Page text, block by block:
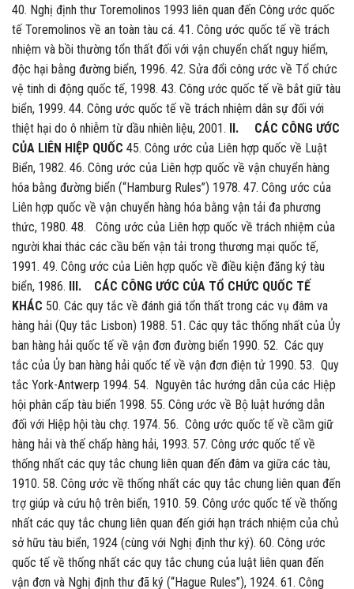
40. Nghị định thư Toremolinos 1993 liên quan đến Công ước quốc
tế Toremolinos về an toàn tàu cá. 41. Công ước quốc tế về trách
nhiệm và bồi thường tổn thất đối với vận chuyển chất nguy hiểm,
độc hại bằng đường biển, 1996. 42. Sửa đổi công ước về Tổ chức
vệ tinh di động quốc tế, 1998. 43. Công ước quốc tế về bắt giữ tàu
biển, 1999. 44. Công ước quốc tế về trách nhiệm dân sự đối với
thiệt hại do ô nhiễm từ dầu nhiên liệu, 2001. II. CÁC CÔNG ƯỚC
CỦA LIÊN HIỆP QUỐC 45. Công ước của Liên hợp quốc về Luật
Biển, 1982. 46. Công ước của Liên hợp quốc về vận chuyển hàng
hóa bằng đường biển (“Hamburg Rules”) 1978. 47. Công ước của
Liên hợp quốc về vận chuyển hàng hóa bằng vận tải đa phương
thức, 1980. 48. Công ước của Liên hợp quốc về trách nhiệm của
người khai thác các cầu bến vận tải trong thương mại quốc tế,
1991. 49. Công ước của Liên hợp quốc về điều kiện đăng ký tàu
biển, 1986. III. CÁC CÔNG ƯỚC CỦA TỔ CHỨC QUỐC TẾ
KHÁC 50. Các quy tắc về đánh giá tổn thất trong các vụ đâm va
hàng hải (Quy tắc Lisbon) 1988. 51. Các quy tắc thống nhất của Ủy
ban hàng hải quốc tế về vận đơn đường biển 1990. 52. Các quy
tắc của Ủy ban hàng hải quốc tế về vận đơn điện tử 1990. 53. Quy
tắc York-Antwerp 1994. 54. Nguyên tắc hướng dẫn của các Hiệp
hội phân cấp tàu biển 1998. 55. Công ước về Bộ luật hướng dẫn
đối với Hiệp hội tàu chợ. 1974. 56. Công ước quốc tế về cầm giữ
hàng hải và thế chấp hàng hải, 1993. 57. Công ước quốc tế về
thống nhất các quy tắc chung liên quan đến đâm va giữa các tàu,
1910. 58. Công ước về thống nhất các quy tắc chung liên quan đến
trợ giúp và cứu hộ trên biển, 1910. 59. Công ước quốc tế về thống
nhất các quy tắc chung liên quan đến giới hạn trách nhiệm của chủ
sở hữu tàu biển, 1924 (cùng với Nghị định thư ký). 60. Công ước
quốc tế về thống nhất các quy tắc chung của luật liên quan đến
vận đơn và Nghị định thư đã ký (“Hague Rules”), 1924. 61. Công